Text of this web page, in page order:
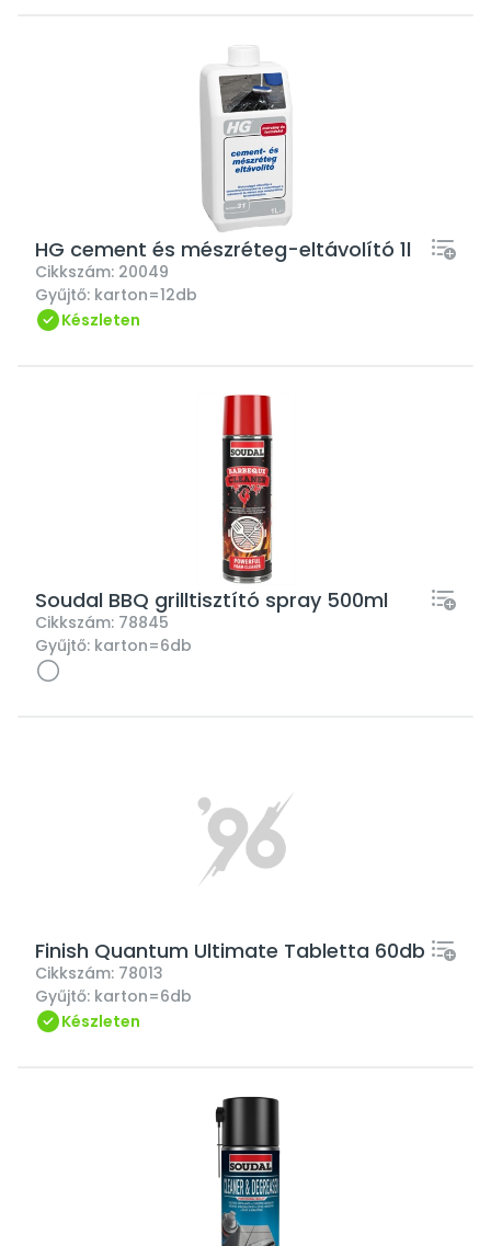
HG cement és mészréteg-eltávolító 1l
Cikkszám: 20049
Gyűjtő: karton=12db
Készleten
Soudal BBQ grilltisztító spray 500ml
Cikkszám: 78845
Gyűjtő: karton=6db
Finish Quantum Ultimate Tabletta 60db
Cikkszám: 78013
Gyűjtő: karton=6db
Készleten